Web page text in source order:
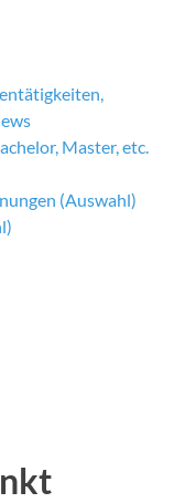
Master, etc.
(Auswahl)